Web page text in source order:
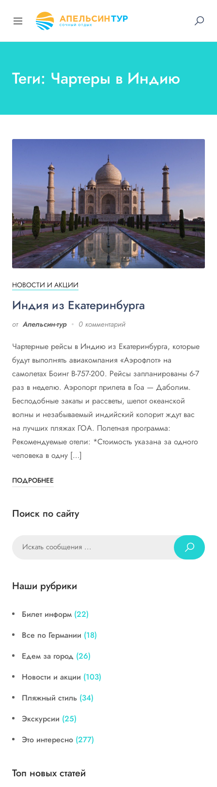
Теги: Чартеры в Индию
НОВОСТИ И АКЦИИ
Индия из Екатеринбурга
от Апельсин-тур 0 комментарий
Чартерные рейсы в Индию из Екатеринбурга, которые
будут выполнять авиакомпания «Aэрофлот» на
самолетах Боинг B-757-200. Рейсы запланированы 6-7
раз в неделю. Аэропорт прилета в Гоа — Даболим.
Бесподобные закаты и рассветы, шепот океанской
волны и незабываемый индийский колорит ждут вас
на лучших пляжах ГОА. Полетная программа:
Рекомендуемые отели: *Стоимость указана за одного
человека в одну […]
ПОДРОБНЕЕ
Поиск по сайту
Наши рубрики
Билет информ (22)
Все по Германии (18)
Едем за город (26)
Новости и акции (103)
Пляжный стиль (34)
Экскурсии (25)
Это интересно (277)
Топ новых статей